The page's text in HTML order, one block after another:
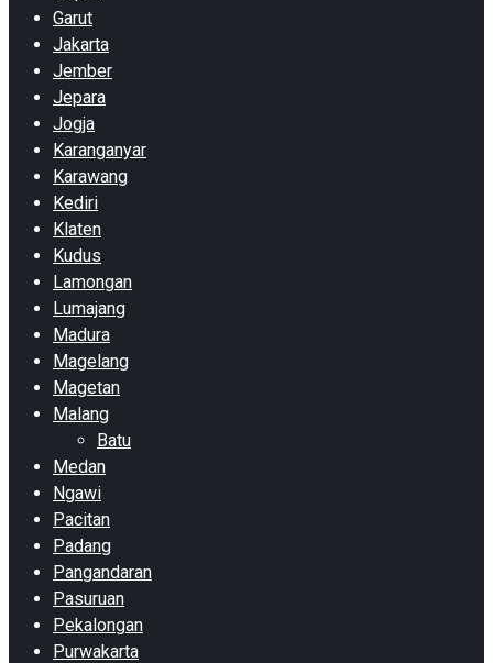
Garut
Jakarta
Jember
Jepara
Jogja
Karanganyar
Karawang
Kediri
Klaten
Kudus
Lamongan
Lumajang
Madura
Magelang
Magetan
Malang
Batu
Medan
Ngawi
Pacitan
Padang
Pangandaran
Pasuruan
Pekalongan
Purwakarta